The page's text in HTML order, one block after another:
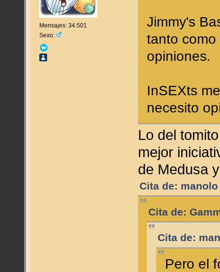
Mensajes: 34.501
Sexo:
Jimmy's
tanto
opiniones.
InSEXts
necesito
Lo del
mejor
de Medusa
Cita de:
Cita de:
Cita de:
Pero el